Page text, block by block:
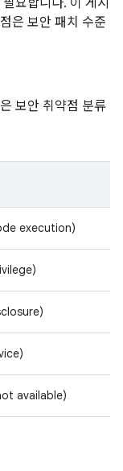
요합니다. 이 게시
은 보안 패치 수준
보안 취약점 분류
execution)
available)